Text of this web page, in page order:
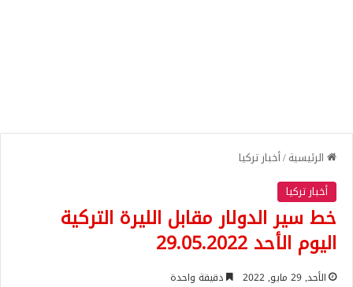
الرئيسية/أخبار تركيا
أخبار تركيا
خط سير الدولار مقابل الليرة التركية
اليوم الأحد 29.05.2022
الأحد, 29 مايو, 2022 دقيقة واحدة